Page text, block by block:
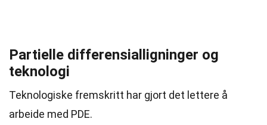
Partielle differensialligninger og
teknologi
Teknologiske fremskritt har gjort det lettere å
arbeide med PDE.